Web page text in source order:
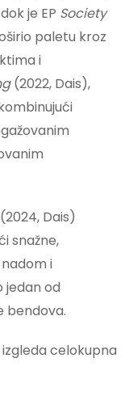
je EP Society
paletu kroz
i
(2022, Dais),
Dais)
snažne,
i
jedan od
bendova.
celokupna